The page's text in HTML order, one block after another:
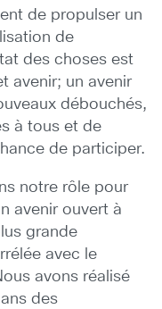
de propulser un
de
des choses est
avenir; un avenir
débouchés,
à tous et de
de participer.
notre rôle pour
avenir ouvert à
grande
avec le
avons réalisé
des